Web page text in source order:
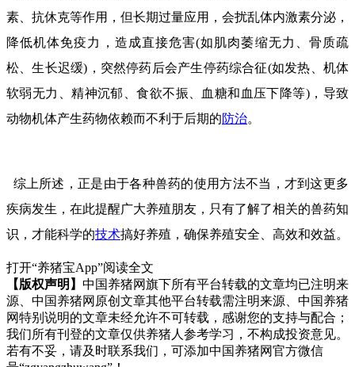
素、抗休克等作用，但长期过量应用，会扰乱体内激素分泌，
降低机体免疫力，造成直接危害(如肌肉萎缩无力、骨质疏
松、生长迟缓)，突然停药后会产生停药综合征(如发热、机体
软弱无力、精神沉郁、食欲不振、血糖和血压下降等)，导致
动物机体产生药物依赖而不利于后期的防治。
综上所述，正是由于各种兽药的使用方法不当，才到这更多
疾病发生，在此提醒广大养殖朋友，只有了解了相关的兽药知
识，才能科学的技术搞好养殖，确保养殖安全、高效和效益。
打开“养猪宝App”阅读全文
【版权声明】 中国养猪网旗下所有平台转载的文章均已注明来
源、中国养猪网原创文章其他平台转载需注明来源、中国养猪
网特别说明的文章未经允许不可转载，感谢您的支持与配合；
我们所有刊登的文章仅供养猪人参考学习，不构成投资意见。
若有不妥，请及时联系我们，可添加中国养猪网官方微信